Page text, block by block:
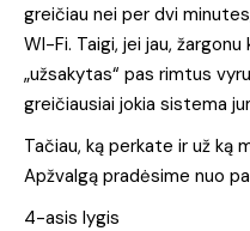
greičiau nei per dvi
WI-Fi. Taigi, jei jau,
„užsakytas“ pas rimtus
greičiausiai jokia sistema
Tačiau, ką perkate ir už ką
Apžvalgą pradėsime nuo
4-asis lygis